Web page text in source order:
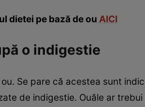
dietei pe bază de ou AICI
o indigestie
Se pare că acestea sunt
de indigestie. Ouăle ar